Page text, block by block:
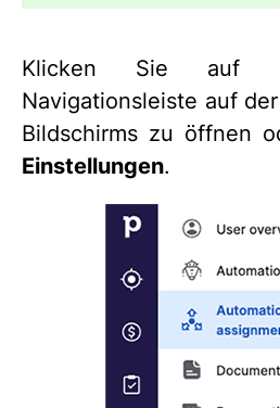
Klicken Sie auf
Navigationsleiste auf
Bildschirms zu öffnen
Einstellungen.